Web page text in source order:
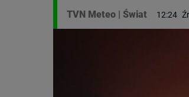
TVN Meteo | Świat 12:24